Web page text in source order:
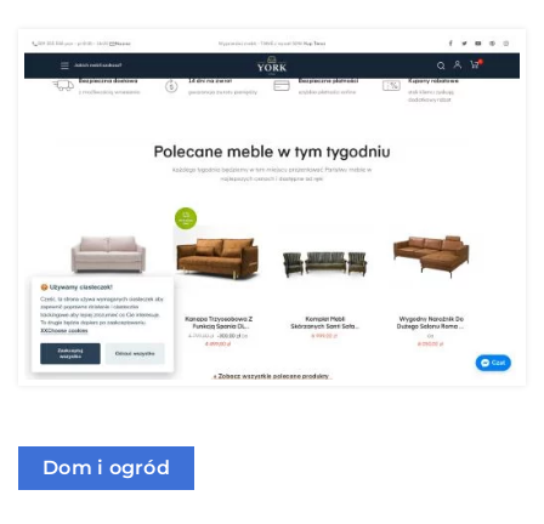
Dom i ogród